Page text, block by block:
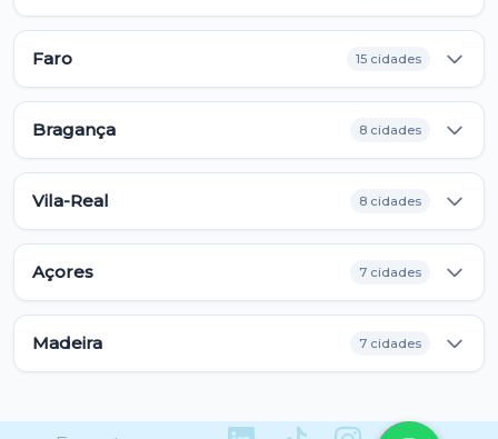
Faro 15 cidades
Bragança 8 cidades
Vila-Real 8 cidades
Açores 7 cidades
Madeira 7 cidades